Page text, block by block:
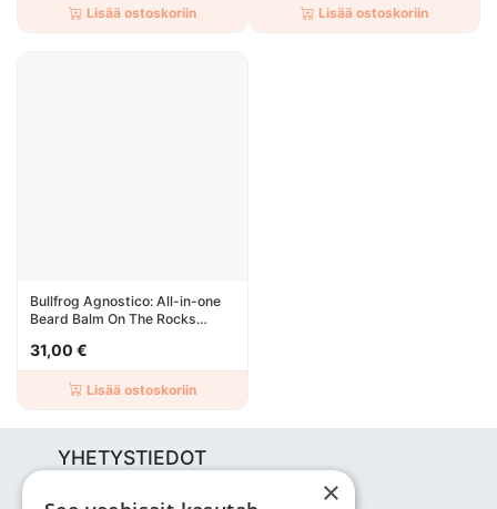
Lisää ostoskoriin Lisää ostoskoriin
Bullfrog Agnostico: All-in-one
Beard Balm On The Rocks
31,00 €
Lisää ostoskoriin
YHETYSTIEDOT
×